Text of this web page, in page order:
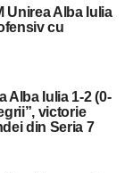
Unirea Alba Iulia
cu
Alba Iulia 1-2 (0-
victorie
din Seria 7